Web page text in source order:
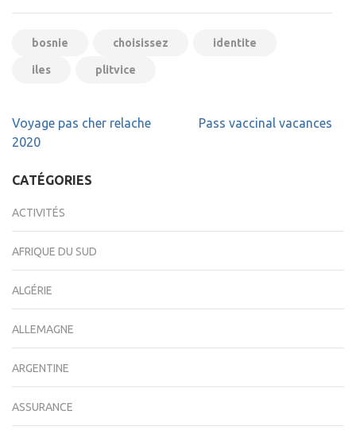
bosnie choisissez identite
iles plitvice
Navigation
de
Voyage pas cher relache
2020
Pass vaccinal vacances
CATÉGORIES
ACTIVITÉS
AFRIQUE DU SUD
ALGÉRIE
ALLEMAGNE
ARGENTINE
ASSURANCE